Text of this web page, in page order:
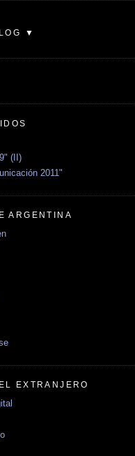
▼
(II)
2011"
ARGENTINA
EXTRANJERO